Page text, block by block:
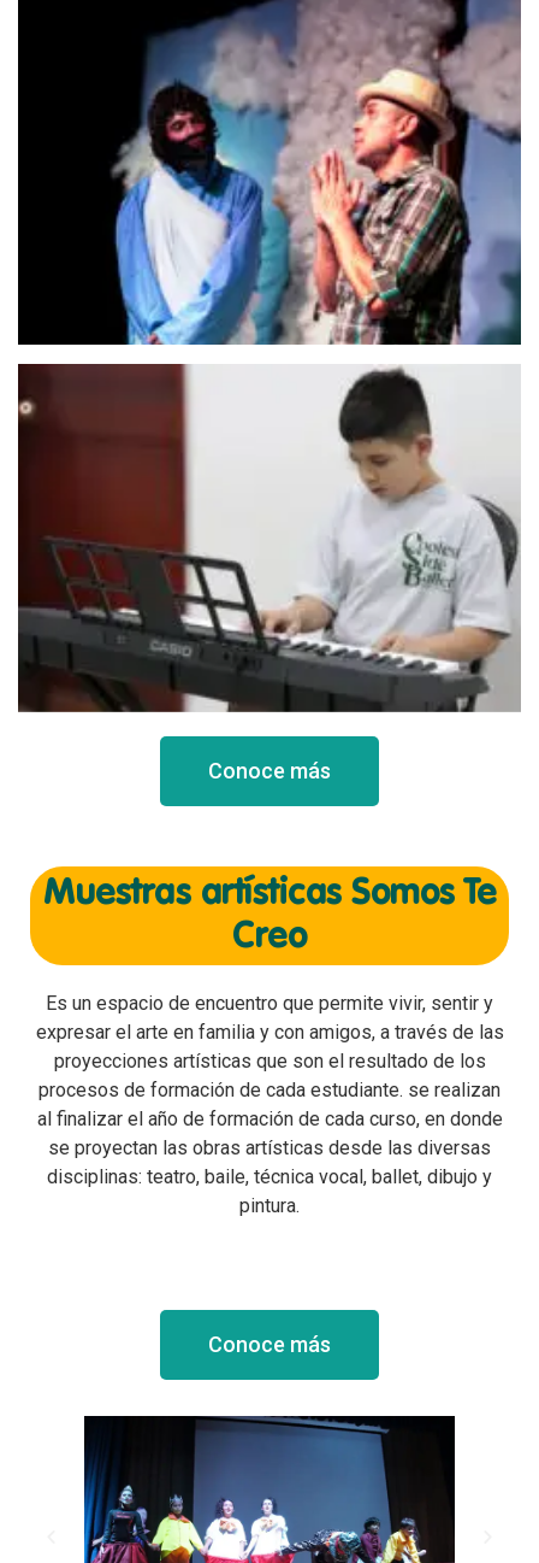
Conoce más
Muestras artísticas Somos Te
Creo
Es un espacio de encuentro que permite vivir, sentir y
expresar el arte en familia y con amigos, a través de las
proyecciones artísticas que son el resultado de los
procesos de formación de cada estudiante. se realizan
al finalizar el año de formación de cada curso, en donde
se proyectan las obras artísticas desde las diversas
disciplinas: teatro, baile, técnica vocal, ballet, dibujo y
pintura.
Conoce más